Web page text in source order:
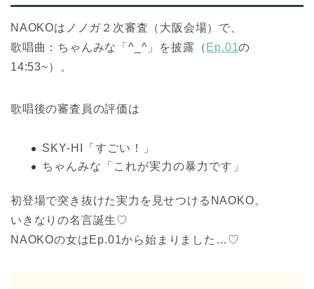
NAOKOはノノガ２次審査（大阪会場）で、
歌唱曲：ちゃんみな「^_^」を披露（ Ep.01の
14:53~）。
歌唱後の審査員の評価は
SKY-HI「すごい！」
ちゃんみな「これが実力の暴力です」
初登場で突き抜けた実力を見せつけるNAOKO。
いきなりの名言誕生♡
NAOKOの女はEp.01から始まりました…♡